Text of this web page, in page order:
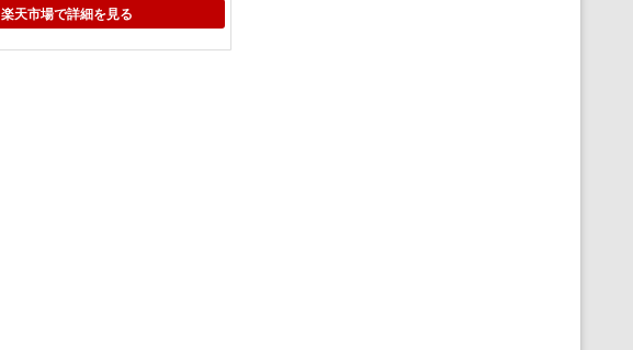
楽天市場で詳細を見る